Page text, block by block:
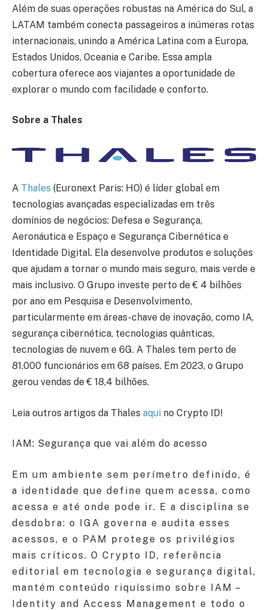
Além de suas operações robustas na América do Sul, a
LATAM também conecta passageiros a inúmeras rotas
internacionais, unindo a América Latina com a Europa,
Estados Unidos, Oceania e Caribe. Essa ampla
cobertura oferece aos viajantes a oportunidade de
explorar o mundo com facilidade e conforto.
Sobre a Thales
A Thales (Euronext Paris: HO) é líder global em
tecnologias avançadas especializadas em três
domínios de negócios: Defesa e Segurança,
Aeronáutica e Espaço e Segurança Cibernética e
Identidade Digital. Ela desenvolve produtos e soluções
que ajudam a tornar o mundo mais seguro, mais verde e
mais inclusivo. O Grupo investe perto de € 4 bilhões
por ano em Pesquisa e Desenvolvimento,
particularmente em áreas-chave de inovação, como IA,
segurança cibernética, tecnologias quânticas,
tecnologias de nuvem e 6G. A Thales tem perto de
81.000 funcionários em 68 países. Em 2023, o Grupo
gerou vendas de € 18,4 bilhões.
Leia outros artigos da Thales aqui no Crypto ID!
IAM: Segurança que vai além do acesso
Em um ambiente sem perímetro definido, é
a identidade que define quem acessa, como
acessa e até onde pode ir. E a disciplina se
desdobra: o IGA governa e audita esses
acessos, e o PAM protege os privilégios
mais críticos. O Crypto ID, referência
editorial em tecnologia e segurança digital,
mantém conteúdo riquíssimo sobre IAM –
Identity and Access Management e todo o